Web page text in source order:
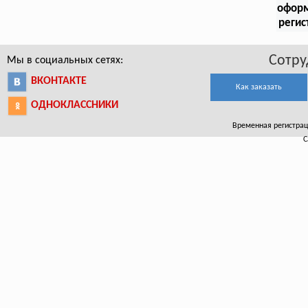
Мы в социальных сетях:
ВКОНТАКТЕ
ОДНОКЛАССНИКИ
Как заказать
Временная